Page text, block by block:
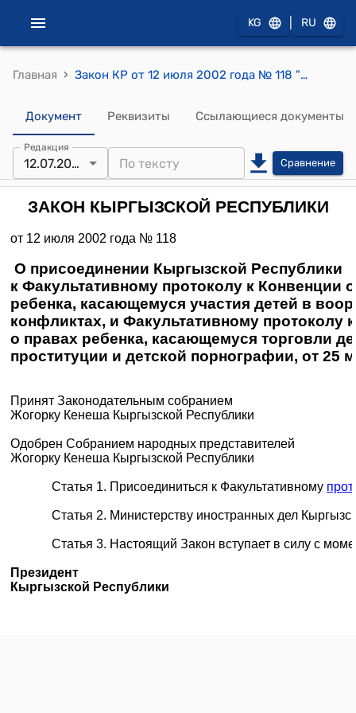
KG RU
Главная › Закон КР от 12 июля 2002 года № 118 "О присоединении Кыргызской Республики к Факультативному протоколу к Конвенции о правах ребенка, касающемуся участия детей в вооруженных конфликтах, и Факультативному протоколу к Конвенции о правах ребенка, касающемуся торговли детьми, детской проституции и детской порнографии, от 25 мая 2000 года"
Документ Реквизиты Ссылающиеся документы
Редакция
12.07.2002 Сравнение